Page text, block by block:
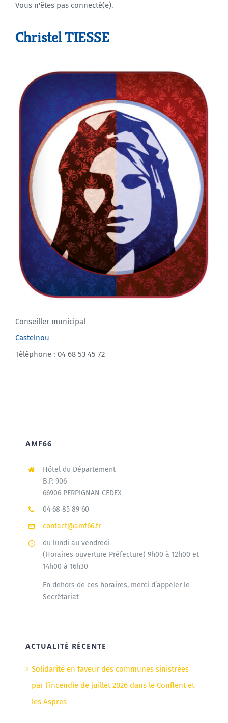
Agenda
Vous n'êtes pas connecté(e).
Christel TIESSE
Conseiller municipal
Castelnou
Téléphone : 04 68 53 45 72
AMF66
Hôtel du Département
B.P. 906
66906 PERPIGNAN CEDEX
04 68 85 89 60
contact@amf66.fr
du lundi au vendredi
(Horaires ouverture Préfecture) 9h00 à 12h00 et
14h00 à 16h30
En dehors de ces horaires, merci d’appeler le
Secrétariat
ACTUALITÉ RÉCENTE
Solidarité en faveur des communes sinistrées
par l’incendie de juillet 2026 dans le Conflent et
les Aspres